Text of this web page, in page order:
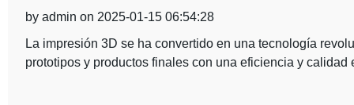
by admin on 2025-01-15 06:54:28
La impresión 3D se ha convertido en una tecnología
prototipos y productos finales con una eficiencia y calidad